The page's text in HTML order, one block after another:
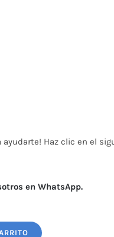
ayudarte! Haz clic en el
en WhatsApp.